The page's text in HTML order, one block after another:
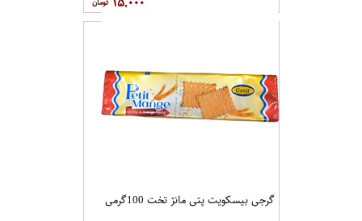
گرجی بیسکویت پتی مانژ تخت 100گرمی